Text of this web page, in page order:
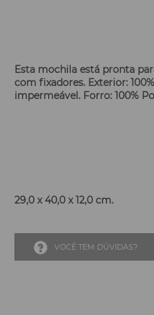
Esta mochila está pronta
com fixadores. Exterior:
impermeável. Forro: 100%
29,0 x 40,0 x 12,0 cm.
VOCÊ TEM DÚVIDAS?